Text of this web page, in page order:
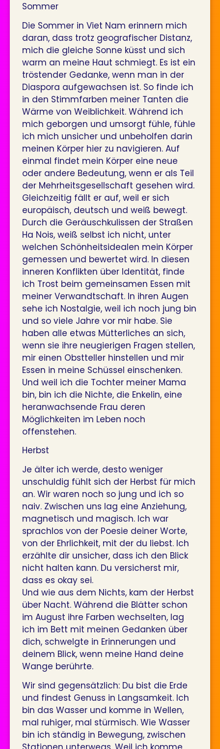
Sommer
Die Sommer in Viet Nam erinnern mich
daran, dass trotz geografischer Distanz,
mich die gleiche Sonne küsst und sich
warm an meine Haut schmiegt. Es ist ein
tröstender Gedanke, wenn man in der
Diaspora aufgewachsen ist. So finde ich
in den Stimmfarben meiner Tanten die
Wärme von Weiblichkeit. Während ich
mich geborgen und umsorgt fühle, fühle
ich mich unsicher und unbeholfen darin
meinen Körper hier zu navigieren. Auf
einmal findet mein Körper eine neue
oder andere Bedeutung, wenn er als Teil
der Mehrheitsgesellschaft gesehen wird.
Gleichzeitig fällt er auf, weil er sich
europäisch, deutsch und weiß bewegt.
Durch die Geräuschkulissen der Straßen
Ha Nois, weiß selbst ich nicht, unter
welchen Schönheitsidealen mein Körper
gemessen und bewertet wird. In diesen
inneren Konflikten über Identität, finde
ich Trost beim gemeinsamen Essen mit
meiner Verwandtschaft. In ihren Augen
sehe ich Nostalgie, weil ich noch jung bin
und so viele Jahre vor mir habe. Sie
haben alle etwas Mütterliches an sich,
wenn sie ihre neugierigen Fragen stellen,
mir einen Obstteller hinstellen und mir
Essen in meine Schüssel einschenken.
Und weil ich die Tochter meiner Mama
bin, bin ich die Nichte, die Enkelin, eine
heranwachsende Frau deren
Möglichkeiten im Leben noch
offenstehen.
Herbst
Je älter ich werde, desto weniger
unschuldig fühlt sich der Herbst für mich
an. Wir waren noch so jung und ich so
naiv. Zwischen uns lag eine Anziehung,
magnetisch und magisch. Ich war
sprachlos von der Poesie deiner Worte,
von der Ehrlichkeit, mit der du liebst. Ich
erzählte dir unsicher, dass ich den Blick
nicht halten kann. Du versicherst mir,
dass es okay sei.
Und wie aus dem Nichts, kam der Herbst
über Nacht. Während die Blätter schon
im August ihre Farben wechselten, lag
ich im Bett mit meinen Gedanken über
dich, schwelgte in Erinnerungen und
deinem Blick, wenn meine Hand deine
Wange berührte.
Wir sind gegensätzlich: Du bist die Erde
und findest Genuss in Langsamkeit. Ich
bin das Wasser und komme in Wellen,
mal ruhiger, mal stürmisch. Wie Wasser
bin ich ständig in Bewegung, zwischen